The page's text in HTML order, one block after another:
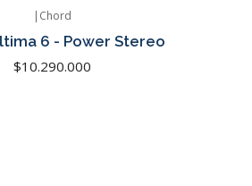
| Chord
6 - Power Stereo
$10.290.000